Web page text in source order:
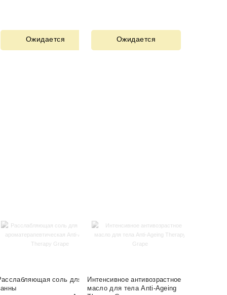
Ожидается Ожидается
соль для
Интенсивное антивозрастное
масло для тела Anti-Ageing